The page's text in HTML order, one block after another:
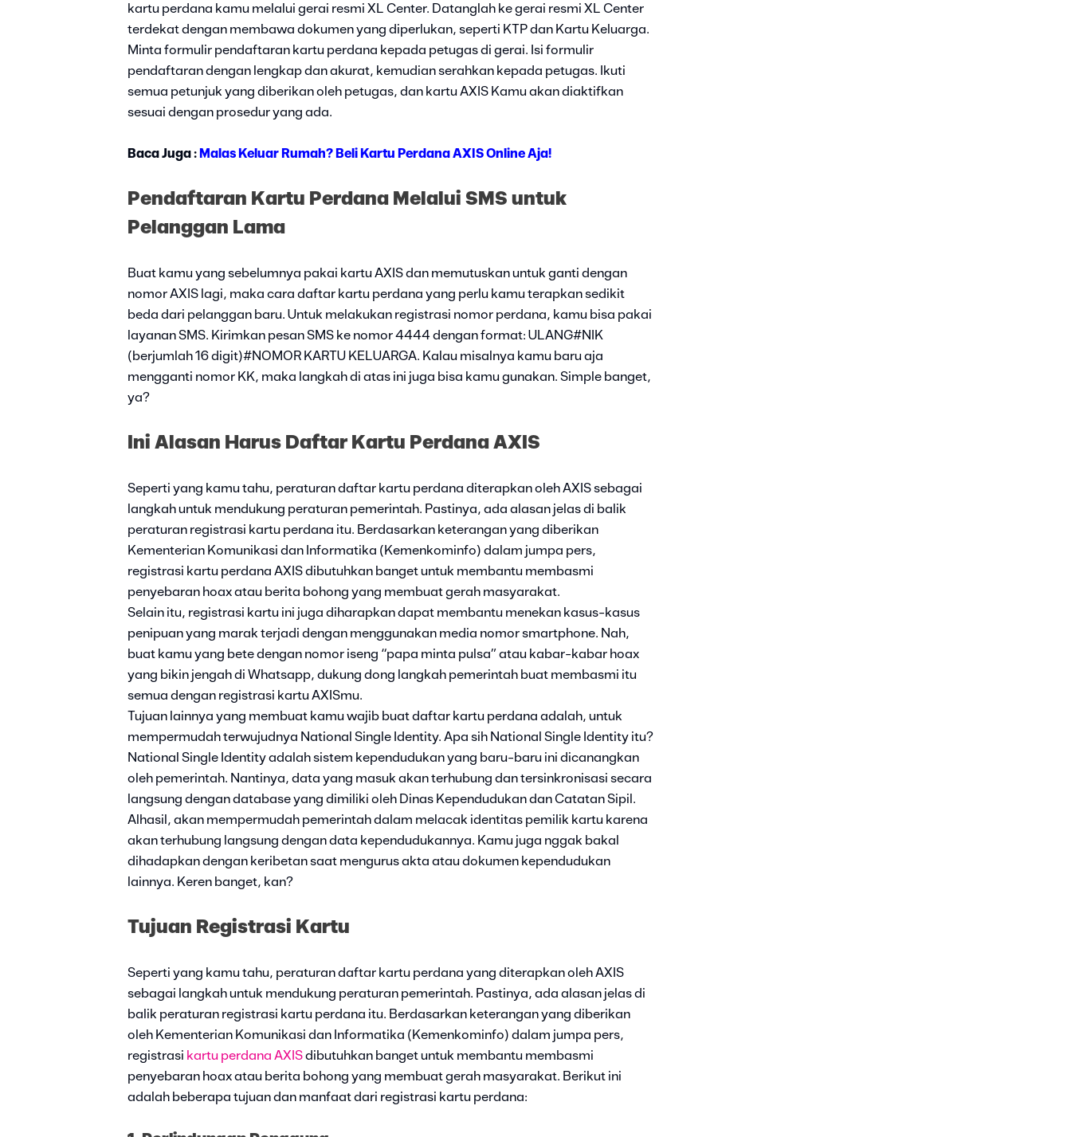
kartu perdana kamu melalui gerai resmi XL Center. Datanglah ke gerai resmi XL Center
terdekat dengan membawa dokumen yang diperlukan, seperti KTP dan Kartu Keluarga.
Minta formulir pendaftaran kartu perdana kepada petugas di gerai. Isi formulir
pendaftaran dengan lengkap dan akurat, kemudian serahkan kepada petugas. Ikuti
semua petunjuk yang diberikan oleh petugas, dan kartu AXIS Kamu akan diaktifkan
sesuai dengan prosedur yang ada.
Baca Juga : Malas Keluar Rumah? Beli Kartu Perdana AXIS Online Aja!
Pendaftaran Kartu Perdana Melalui SMS untuk
Pelanggan Lama
Buat kamu yang sebelumnya pakai kartu AXIS dan memutuskan untuk ganti dengan
nomor AXIS lagi, maka cara daftar kartu perdana yang perlu kamu terapkan sedikit
beda dari pelanggan baru. Untuk melakukan registrasi nomor perdana, kamu bisa pakai
layanan SMS. Kirimkan pesan SMS ke nomor 4444 dengan format: ULANG#NIK
(berjumlah 16 digit)#NOMOR KARTU KELUARGA. Kalau misalnya kamu baru aja
mengganti nomor KK, maka langkah di atas ini juga bisa kamu gunakan. Simple banget,
ya?
Ini Alasan Harus Daftar Kartu Perdana AXIS
Seperti yang kamu tahu, peraturan daftar kartu perdana diterapkan oleh AXIS sebagai
langkah untuk mendukung peraturan pemerintah. Pastinya, ada alasan jelas di balik
peraturan registrasi kartu perdana itu. Berdasarkan keterangan yang diberikan
Kementerian Komunikasi dan Informatika (Kemenkominfo) dalam jumpa pers,
registrasi kartu perdana AXIS dibutuhkan banget untuk membantu membasmi
penyebaran hoax atau berita bohong yang membuat gerah masyarakat.
Selain itu, registrasi kartu ini juga diharapkan dapat membantu menekan kasus-kasus
penipuan yang marak terjadi dengan menggunakan media nomor smartphone. Nah,
buat kamu yang bete dengan nomor iseng “papa minta pulsa” atau kabar-kabar hoax
yang bikin jengah di Whatsapp, dukung dong langkah pemerintah buat membasmi itu
semua dengan registrasi kartu AXISmu.
Tujuan lainnya yang membuat kamu wajib buat daftar kartu perdana adalah, untuk
mempermudah terwujudnya National Single Identity. Apa sih National Single Identity itu?
National Single Identity adalah sistem kependudukan yang baru-baru ini dicanangkan
oleh pemerintah. Nantinya, data yang masuk akan terhubung dan tersinkronisasi secara
langsung dengan database yang dimiliki oleh Dinas Kependudukan dan Catatan Sipil.
Alhasil, akan mempermudah pemerintah dalam melacak identitas pemilik kartu karena
akan terhubung langsung dengan data kependudukannya. Kamu juga nggak bakal
dihadapkan dengan keribetan saat mengurus akta atau dokumen kependudukan
lainnya. Keren banget, kan?
Tujuan Registrasi Kartu
Seperti yang kamu tahu, peraturan daftar kartu perdana yang diterapkan oleh AXIS
sebagai langkah untuk mendukung peraturan pemerintah. Pastinya, ada alasan jelas di
balik peraturan registrasi kartu perdana itu. Berdasarkan keterangan yang diberikan
oleh Kementerian Komunikasi dan Informatika (Kemenkominfo) dalam jumpa pers,
registrasi kartu perdana AXISdibutuhkan banget untuk membantu membasmi
penyebaran hoax atau berita bohong yang membuat gerah masyarakat. Berikut ini
adalah beberapa tujuan dan manfaat dari registrasi kartu perdana: